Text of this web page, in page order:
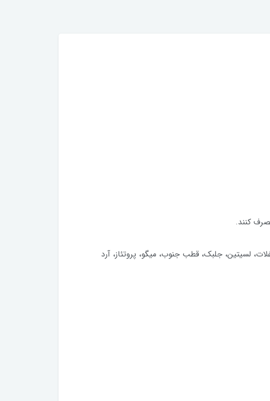
لسیتین، جلبک، قطب جنوب، میگو، پروتئاز، آرد